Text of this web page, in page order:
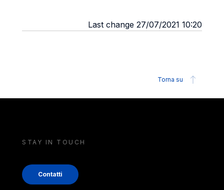
Last change 27/07/2021 10:20
Torna su
STAY IN TOUCH
Contatti